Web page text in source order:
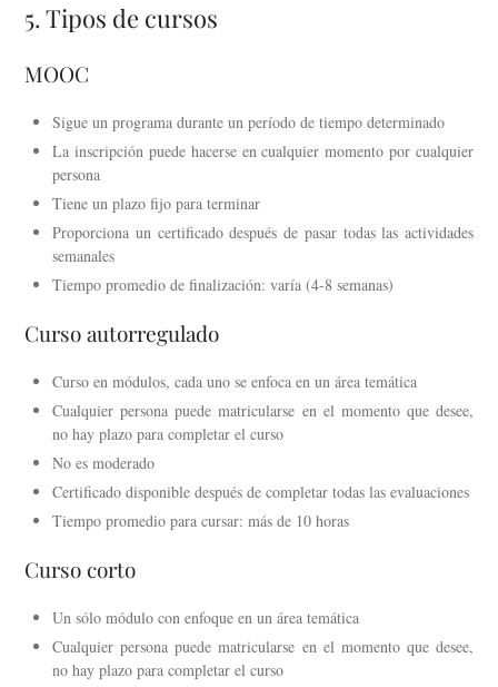
5. Tipos de cursos
MOOC
Sigue un programa durante un período de tiempo determinado
La inscripción puede hacerse en cualquier momento por cualquier
persona
Tiene un plazo fijo para terminar
Proporciona un certificado después de pasar todas las actividades
semanales
Tiempo promedio de finalización: varía (4-8 semanas)
Curso autorregulado
Curso en módulos, cada uno se enfoca en un área temática
Cualquier persona puede matricularse en el momento que desee,
no hay plazo para completar el curso
No es moderado
Certificado disponible después de completar todas las evaluaciones
Tiempo promedio para cursar: más de 10 horas
Curso corto
Un sólo módulo con enfoque en un área temática
Cualquier persona puede matricularse en el momento que desee,
no hay plazo para completar el curso